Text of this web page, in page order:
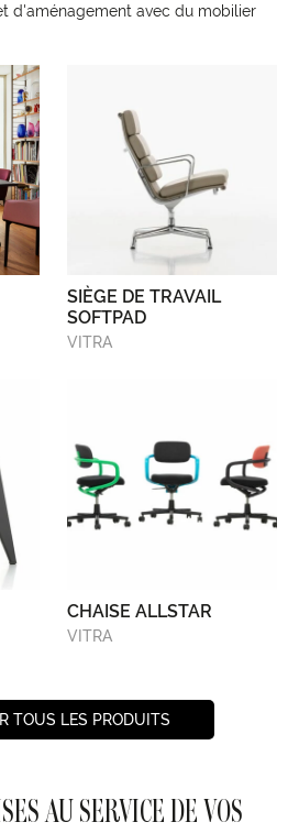
d'aménagement avec du mobilier
SIÈGE DE TRAVAIL
SOFTPAD
VITRA
CHAISE ALLSTAR
VITRA
TOUS LES PRODUITS
AU SERVICE DE VOS